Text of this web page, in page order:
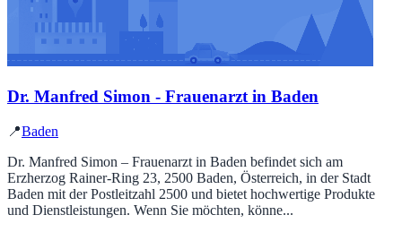
Dr. Manfred Simon - Frauenarzt in Baden
📍Baden
Dr. Manfred Simon – Frauenarzt in Baden befindet sich am
Erzherzog Rainer-Ring 23, 2500 Baden, Österreich, in der Stadt
Baden mit der Postleitzahl 2500 und bietet hochwertige Produkte
und Dienstleistungen. Wenn Sie möchten, könne...